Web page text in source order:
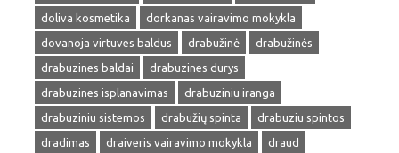
doliva kosmetika
dorkanas vairavimo mokykla
dovanoja virtuves baldus
drabužinė
drabužinės
drabuzines baldai
drabuzines durys
drabuzines isplanavimas
drabuziniu iranga
drabuziniu sistemos
drabužių spinta
drabuziu spintos
dradimas
draiveris vairavimo mokykla
draud